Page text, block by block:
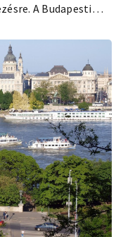
A Budapesti
érdekegyeztető
morálisan tiszta